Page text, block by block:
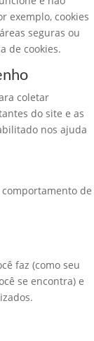
exemplo, cookies
seguras ou
de cookies.
coletar
do site e as
nos ajuda
de
faz (como seu
se encontra) e